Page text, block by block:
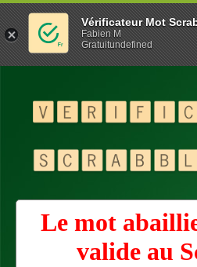
Le mot
valide au
Vérificateur Mot
Fabien M
Gratuitundefined